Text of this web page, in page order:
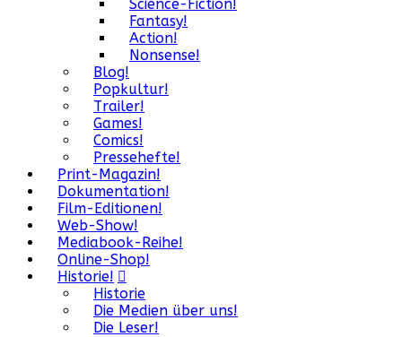
Science-Fiction!
Fantasy!
Action!
Nonsense!
Blog!
Popkultur!
Trailer!
Games!
Comics!
Pressehefte!
Print-Magazin!
Dokumentation!
Film-Editionen!
Web-Show!
Mediabook-Reihe!
Online-Shop!
Historie!
Historie
Die Medien über uns!
Die Leser!